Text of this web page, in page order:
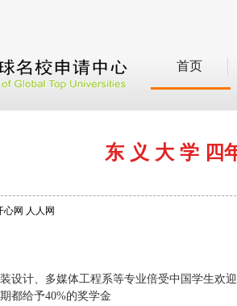
首页
东 义 大 学 四
心网 人人网
设计、多媒体工程系等专业倍受中国学生欢迎
都给予40%的奖学金